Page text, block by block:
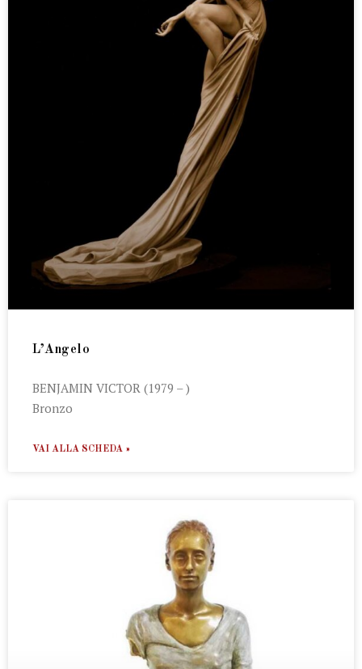
L’Angelo
BENJAMIN VICTOR (1979 – )
Bronzo
VAI ALLA SCHEDA »